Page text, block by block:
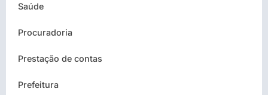
Saúde
Procuradoria
Prestação de contas
Prefeitura